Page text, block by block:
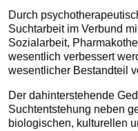
Durch
Suchtarbeit im Verbund
Sozialarbeit,
wesentlich verbessert
wesentlicher Bestandteil
Der dahinterstehende
Suchtentstehung neben
biologischen, kulturellen